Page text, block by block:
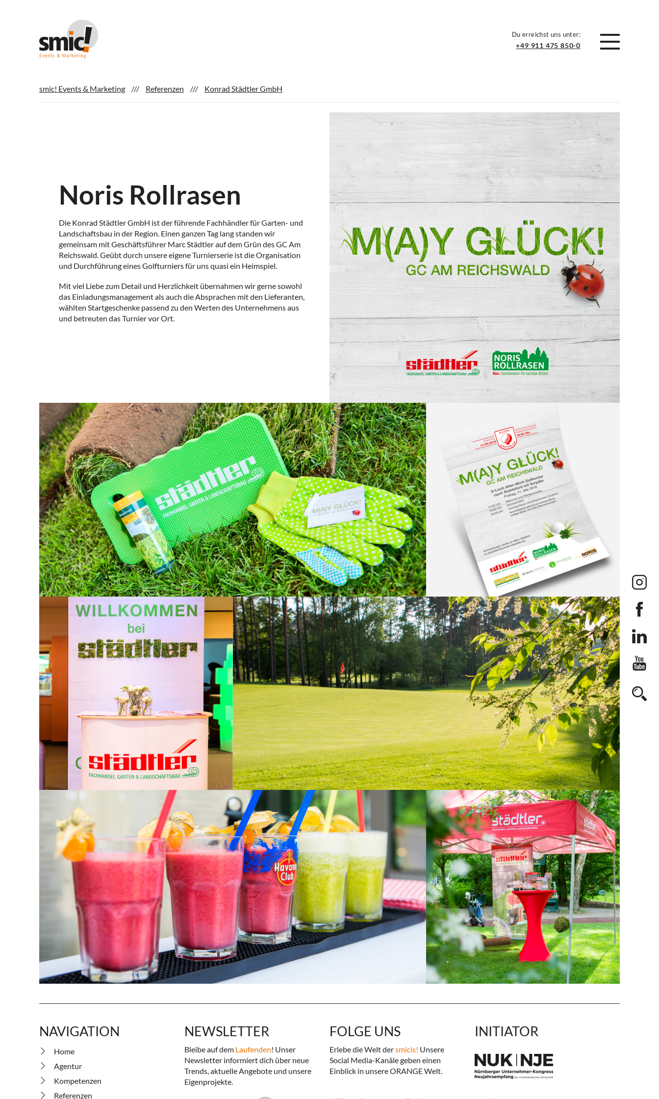
Du erreichst uns unter:
+49 911 475 850-0
smic! Events & Marketing Referenzen Konrad Städtler GmbH
Noris Rollrasen
Die Konrad Städtler GmbH ist der führende Fachhändler für Garten- und
Landschaftsbau in der Region. Einen ganzen Tag lang standen wir
gemeinsam mit Geschäftsführer Marc Städtler auf dem Grün des GC Am
Reichswald. Geübt durch unsere eigene Turnierserie ist die Organisation
und Durchführung eines Golfturniers für uns quasi ein Heimspiel.
Mit viel Liebe zum Detail und Herzlichkeit übernahmen wir gerne sowohl
das Einladungsmanagement als auch die Absprachen mit den Lieferanten,
wählten Startgeschenke passend zu den Werten des Unternehmens aus
und betreuten das Turnier vor Ort.
NAVIGATION
Home
Agentur
Kompetenzen
Referenzen
NEWSLETTER
Bleibe auf dem Laufenden! Unser
Newsletter informiert dich über neue
Trends, aktuelle Angebote und unsere
Eigenprojekte.
FOLGE UNS
Erlebe die Welt dersmicis! Unsere
Social Media-Kanäle geben einen
Einblick in unsere ORANGE Welt.
INITIATOR